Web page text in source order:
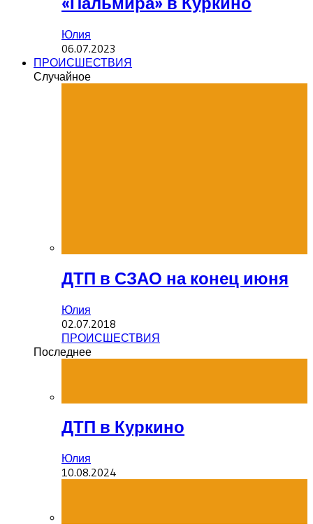
Юлия
06.07.2023
ПРОИСШЕСТВИЯ
Случайное
ДТП в СЗАО на конец июня
Юлия
02.07.2018
ПРОИСШЕСТВИЯ
Последнее
ДТП в Куркино
Юлия
10.08.2024